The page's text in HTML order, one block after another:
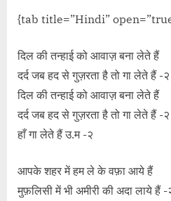
{tab title=”Hindi”
दिल की तन्हाई को आवाज़ बना लेते हैं
दर्द जब हद से गुज़रता है तो गा लेते हैं -२
दिल की तन्हाई को आवाज़ बना लेते हैं
दर्द जब हद से गुज़रता है तो गा लेते हैं -२
हाँ गा लेते हैं उ.म -२
आपके शहर में हम ले के वफ़ा आये हैं
मुफ़लिसी में भी अमीरी की अदा लाये हैं -